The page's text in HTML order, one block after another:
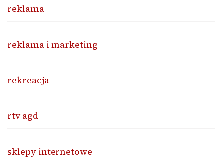
reklama
reklama i marketing
rekreacja
rtv agd
sklepy internetowe